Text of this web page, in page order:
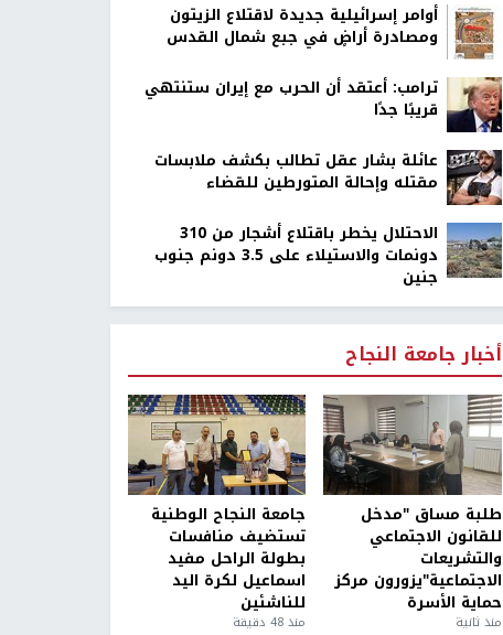
أوامر إسرائيلية جديدة لاقتلاع الزيتون
ومصادرة أراضٍ في جبع شمال القدس
ترامب: أعتقد أن الحرب مع إيران ستنتهي
قريبًا جدًا
عائلة بشار عقل تطالب بكشف ملابسات
مقتله وإحالة المتورطين للقضاء
الاحتلال يخطر باقتلاع أشجار من 310
دونمات والاستيلاء على 3.5 دونم جنوب
جنين
أخبار جامعة النجاح
طلبة مساق "مدخل
للقانون الاجتماعي
والتشريعات
الاجتماعية"يزورون مركز
حماية الأسرة
منذ ثانية
جامعة النجاح الوطنية
تستضيف منافسات
بطولة الراحل مفيد
اسماعيل لكرة اليد
للناشئين
منذ 48 دقيقة